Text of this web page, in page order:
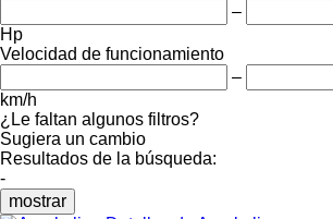
–
Hp
Velocidad de funcionamiento
–
km/h
¿Le faltan algunos filtros?
Sugiera un cambio
Resultados de la búsqueda:
-
mostrar